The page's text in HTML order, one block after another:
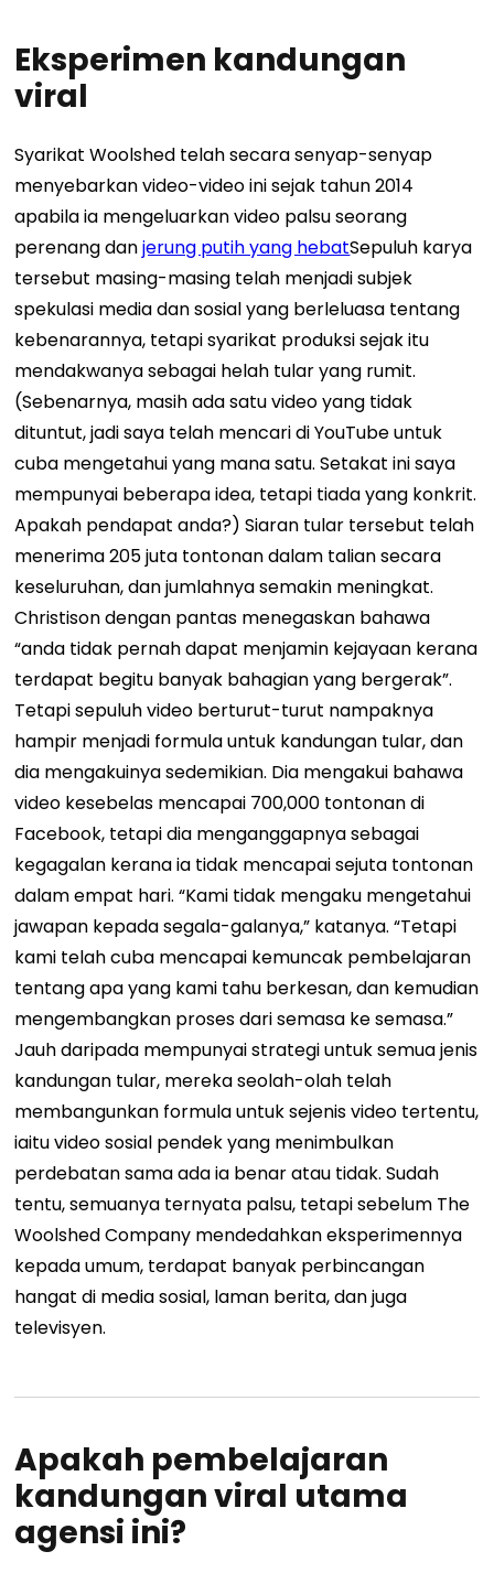
Eksperimen kandungan
viral
Syarikat Woolshed telah secara senyap-senyap
menyebarkan video-video ini sejak tahun 2014
apabila ia mengeluarkan video palsu seorang
perenang danjerung putih yang hebatSepuluh karya
tersebut masing-masing telah menjadi subjek
spekulasi media dan sosial yang berleluasa tentang
kebenarannya, tetapi syarikat produksi sejak itu
mendakwanya sebagai helah tular yang rumit.
(Sebenarnya, masih ada satu video yang tidak
dituntut, jadi saya telah mencari di YouTube untuk
cuba mengetahui yang mana satu. Setakat ini saya
mempunyai beberapa idea, tetapi tiada yang konkrit.
Apakah pendapat anda?) Siaran tular tersebut telah
menerima 205 juta tontonan dalam talian secara
keseluruhan, dan jumlahnya semakin meningkat.
Christison dengan pantas menegaskan bahawa
“anda tidak pernah dapat menjamin kejayaan kerana
terdapat begitu banyak bahagian yang bergerak”.
Tetapi sepuluh video berturut-turut nampaknya
hampir menjadi formula untuk kandungan tular, dan
dia mengakuinya sedemikian. Dia mengakui bahawa
video kesebelas mencapai 700,000 tontonan di
Facebook, tetapi dia menganggapnya sebagai
kegagalan kerana ia tidak mencapai sejuta tontonan
dalam empat hari.“Kami tidak mengaku mengetahui
jawapan kepada segala-galanya,” katanya. “Tetapi
kami telah cuba mencapai kemuncak pembelajaran
tentang apa yang kami tahu berkesan, dan kemudian
mengembangkan proses dari semasa ke semasa.”
Jauh daripada mempunyai strategi untuk semua jenis
kandungan tular, mereka seolah-olah telah
membangunkan formula untuk sejenis video tertentu,
iaitu video sosial pendek yang menimbulkan
perdebatan sama ada ia benar atau tidak. Sudah
tentu, semuanya ternyata palsu, tetapi sebelum The
Woolshed Company mendedahkan eksperimennya
kepada umum, terdapat banyak perbincangan
hangat di media sosial, laman berita, dan juga
televisyen.
Apakah pembelajaran
kandungan viral utama
agensi ini?